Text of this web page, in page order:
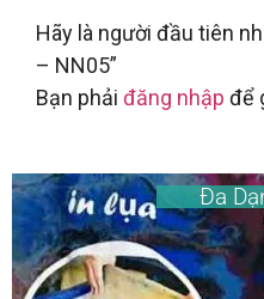
Hãy là người đầu tiên
– NN05”
Bạn phải đăng nhập để
Đa